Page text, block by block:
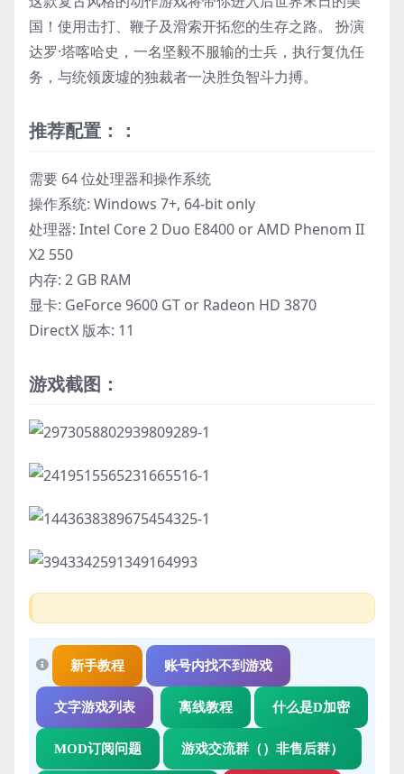
国！使用击打、鞭子及滑索开拓您的生存之路。 扮演
达罗·塔喀哈史，一名坚毅不服输的士兵，执行复仇任
务，与统领废墟的独裁者一决胜负智斗力搏。
推荐配置：：
需要 64 位处理器和操作系统
操作系统: Windows 7+, 64-bit only
处理器: Intel Core 2 Duo E8400 or AMD Phenom II
X2 550
内存: 2 GB RAM
显卡: GeForce 9600 GT or Radeon HD 3870
DirectX 版本: 11
游戏截图：
新手教程 账号内找不到游戏
文字游戏列表 离线教程 什么是D加密
MOD订阅问题 游戏交流群（）非售后群）